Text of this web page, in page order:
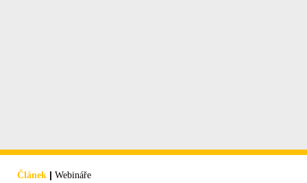
Článek | Webináře